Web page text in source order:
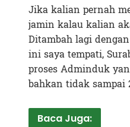
Jika kalian pernah
jamin kalau kalian
Ditambah lagi
ini saya tempati,
proses Adminduk
bahkan tidak sampai
Baca Juga: